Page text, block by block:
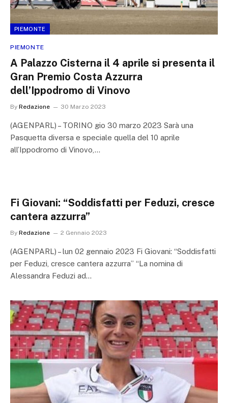
PIEMONTE
PIEMONTE
A Palazzo Cisterna il 4 aprile si presenta il
Gran Premio Costa Azzurra
dell’Ippodromo di Vinovo
By Redazione 30 Marzo 2023
(AGENPARL) – TORINO gio 30 marzo 2023 Sarà una
Pasquetta diversa e speciale quella del 10 aprile
all’Ippodromo di Vinovo,…
Fi Giovani: “Soddisfatti per Feduzi, cresce
cantera azzurra”
By Redazione 2 Gennaio 2023
(AGENPARL) – lun 02 gennaio 2023 Fi Giovani: “Soddisfatti
per Feduzi, cresce cantera azzurra” “La nomina di
Alessandra Feduzi ad…